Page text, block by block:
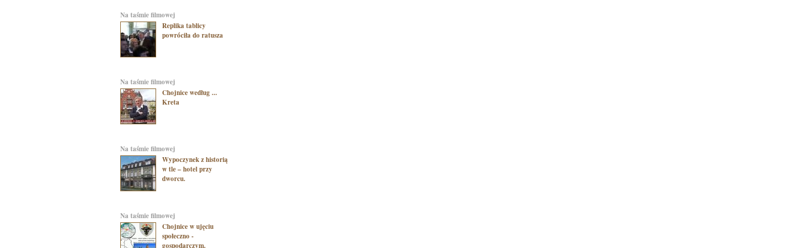
na taśmie filmowej
Replika tablicy
powróciła do ratusza
na taśmie filmowej
Chojnice według ...
Kreta
na taśmie filmowej
Wypoczynek z historią
w tle – hotel przy
dworcu.
na taśmie filmowej
Chojnice w ujęciu
społeczno -
gospodarczym.